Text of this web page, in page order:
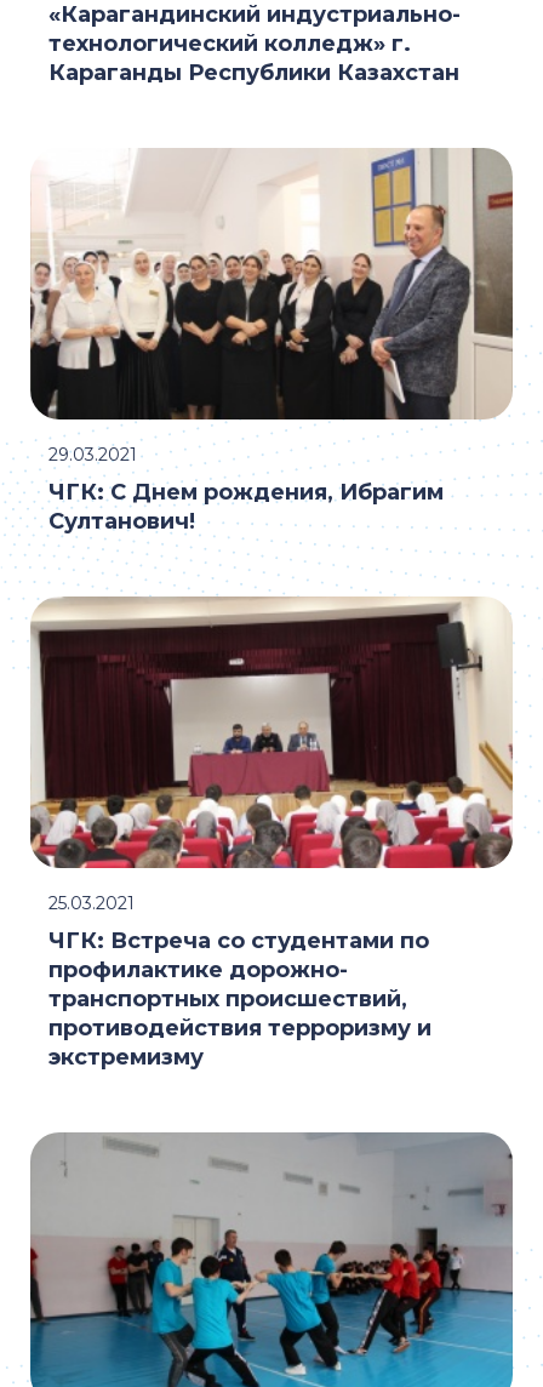
«Карагандинский индустриально-
технологический колледж» г.
Караганды Республики Казахстан
ЧГК: С Днем рождения, Ибрагим
Султанович!
29.03.2021
ЧГК: Встреча со студентами по
профилактике дорожно-
транспортных происшествий,
противодействия терроризму и
экстремизму
25.03.2021